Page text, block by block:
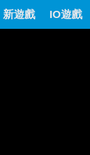
新遊戲 IO遊戲